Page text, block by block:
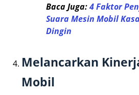
Baca Juga:4 Faktor
Suara Mesin Mobil
Dingin
Melancarkan
Mobil